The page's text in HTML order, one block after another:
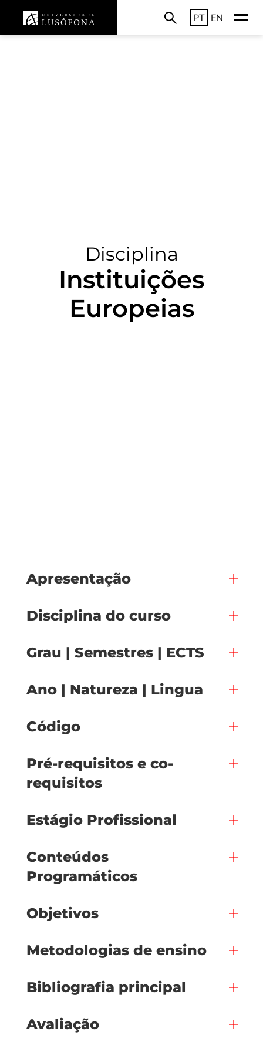
PT EN
Disciplina
Instituições
Europeias
Apresentação
Disciplina do curso
Grau | Semestres | ECTS
Ano | Natureza | Lingua
Código
Pré-requisitos e co-
requisitos
Estágio Profissional
Conteúdos
Programáticos
Objetivos
Metodologias de ensino
Bibliografia principal
Avaliação